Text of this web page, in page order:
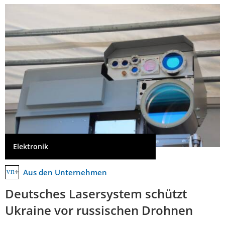
Elektronik
Aus den Unternehmen
Deutsches Lasersystem schützt
Ukraine vor russischen Drohnen